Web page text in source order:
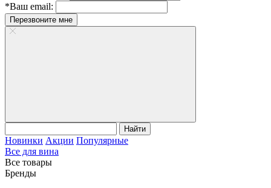
*Ваш email:
Перезвоните мне
Найти
Новинки Акции Популярные
Все для вина
Все товары
Бренды